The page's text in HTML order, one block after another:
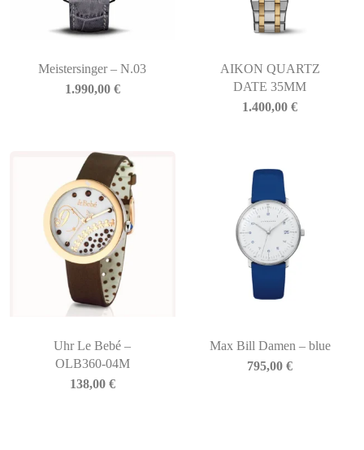
Meistersinger – N.03
1.990,00 €
AIKON QUARTZ
DATE 35MM
1.400,00€
Uhr Le Bebé –
OLB360-04M
138,00 €
Max Bill Damen – blue
795,00€